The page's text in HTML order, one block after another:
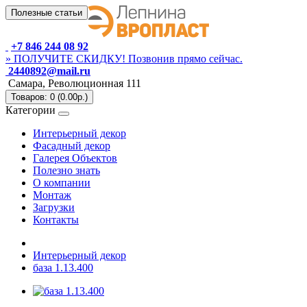
Полезные статьи
+7 846 244 08 92
» ПОЛУЧИТЕ СКИДКУ! Позвонив прямо сейчас.
2440892@mail.ru
Самара, Революционная 111
Товаров: 0 (0.00р.)
Категории
Интерьерный декор
Фасадный декор
Галерея Объектов
Полезно знать
О компании
Монтаж
Загрузки
Контакты
Интерьерный декор
база 1.13.400